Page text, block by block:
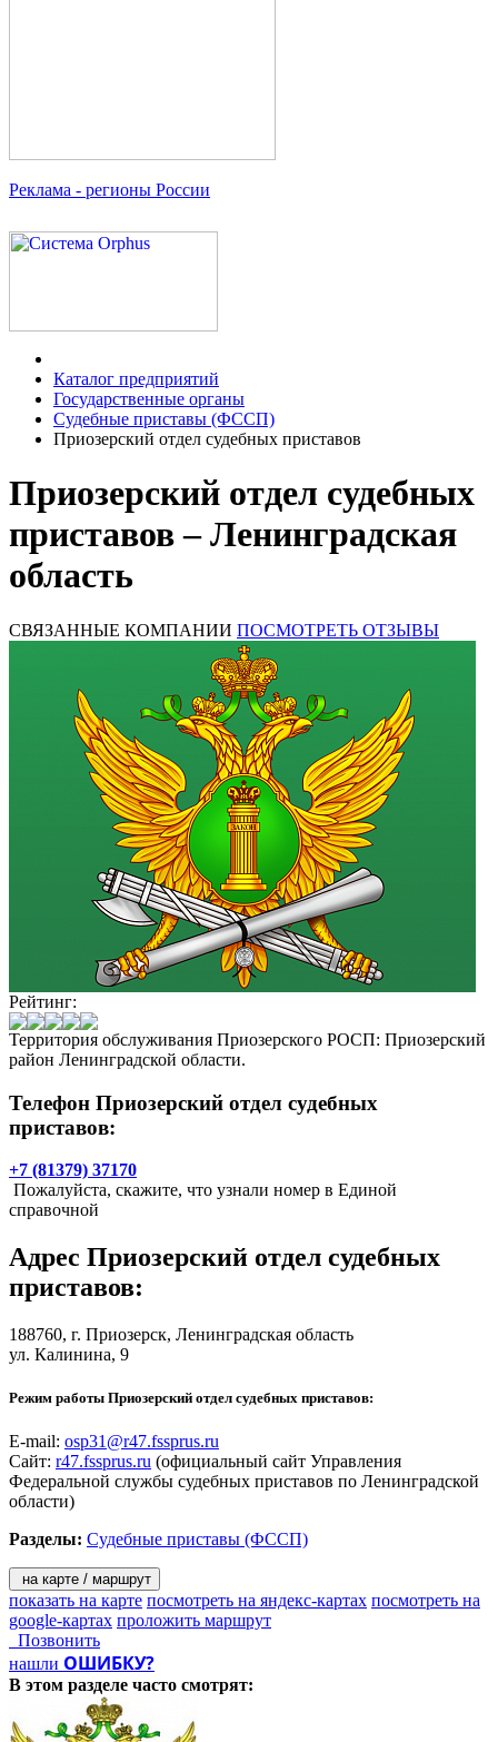
Реклама - регионы России
Каталог предприятий
Государственные органы
Судебные приставы (ФССП)
Приозерский отдел судебных приставов
Приозерский отдел судебных
приставов – Ленинградская
область
СВЯЗАННЫЕ КОМПАНИИ ПОСМОТРЕТЬ ОТЗЫВЫ
Рейтинг:
Территория обслуживания Приозерского РОСП: Приозерский
район Ленинградской области.
Телефон Приозерский отдел судебных
приставов:
+7 (81379) 37170
Пожалуйста, скажите, что узнали номер в Единой
справочной
Адрес Приозерский отдел судебных
приставов:
188760, г. Приозерск, Ленинградская область
ул. Калинина, 9
Режим работы Приозерский отдел судебных приставов:
E-mail: osp31@r47.fssprus.ru
Сайт: r47.fssprus.ru (официальный сайт Управления
Федеральной службы судебных приставов по Ленинградской
области)
Разделы: Судебные приставы (ФССП)
на карте / маршрут
показать на карте посмотреть на яндекс-картах посмотреть на
google-картах проложить маршрут
Позвонить
нашли ОШИБКУ?
В этом разделе часто смотрят: